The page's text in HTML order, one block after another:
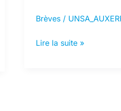
Brèves/
La
Lire la suite »